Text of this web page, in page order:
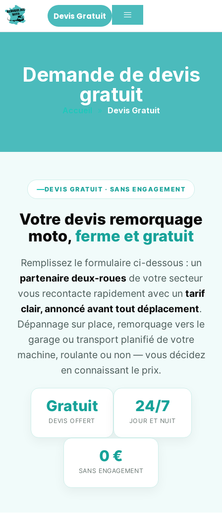
Devis Gratuit
Demande de devis
gratuit
Accueil » Devis Gratuit
DEVIS GRATUIT · SANS ENGAGEMENT
Votre devis remorquage
moto, ferme et gratuit
Remplissez le formulaire ci-dessous : un
partenaire deux-rouesde votre secteur
vous recontacte rapidement avec un tarif
clair, annoncé avant tout déplacement.
Dépannage sur place, remorquage vers le
garage ou transport planifié de votre
machine, roulante ou non — vous décidez
en connaissant le prix.
Gratuit
DEVIS OFFERT
24/7
JOUR ET NUIT
0 €
SANS ENGAGEMENT